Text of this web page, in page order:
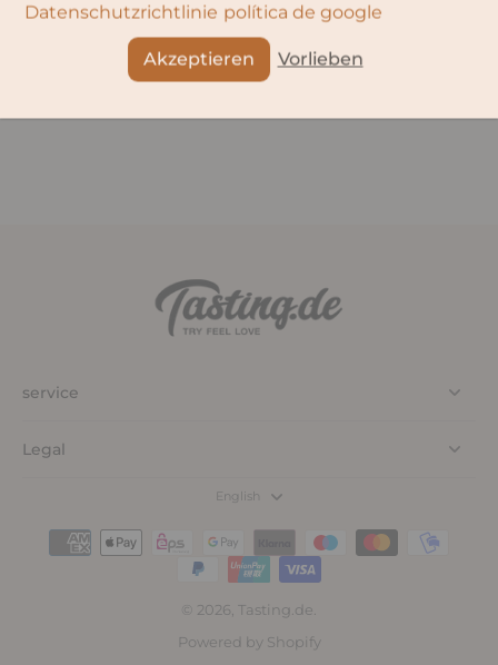
service
Legal
English
© 2026, Tasting.de.
Powered by Shopify
Datenschutzrichtlinie política de google
Akzeptieren Vorlieben